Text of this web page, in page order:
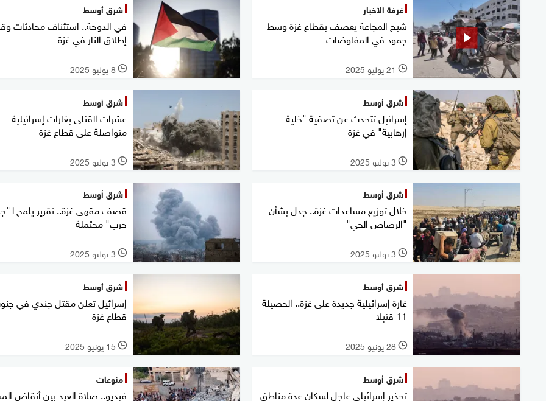
غرفة الأخبار
شبح المجاعة يعصف بقطاع غزة وسط
جمود في المفاوضات
l 21 يوليو 2025
شرق أوسط
في الدوحة.. استئناف محادثات
إطلاق النار في غزة
l 8 يوليو 2025
شرق أوسط
إسرائيل تتحدث عن تصفية "خلية
إرهابية" في غزة
l 3 يوليو 2025
شرق أوسط
عشرات القتلى بغارات إسرائيلية
متواصلة على قطاع غزة
l 3 يوليو 2025
شرق أوسط
خلال توزيع مساعدات غزة.. جدل بشأن
"الرصاص الحي"
l 3 يوليو 2025
شرق أوسط
قصف مقهى غزة.. تقرير يلمح
حرب" محتملة
l 3 يوليو 2025
شرق أوسط
غارة إسرائيلية جديدة على غزة.. الحصيلة
11 قتيلا
l 28 يونيو 2025
شرق أوسط
إسرائيل تعلن مقتل جندي في
قطاع غزة
l 15 يونيو 2025
شرق أوسط
تحذير إسرائيلي عاجل لسكان عدة مناطق
منوعات
فيديو.. صلاة العيد بين أنقاض